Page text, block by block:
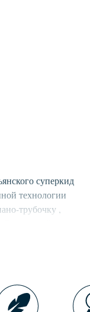
суперкид
технологии
трубочку ,
придаёт
объем,
игра
стирку и